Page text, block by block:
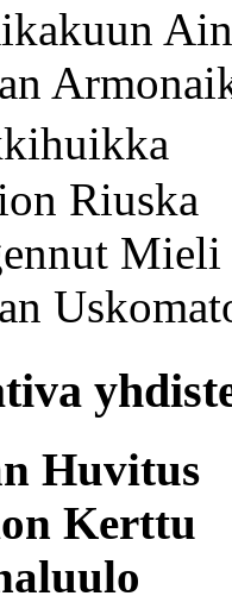
Riuska
Mieli
Huvitus
Kerttu